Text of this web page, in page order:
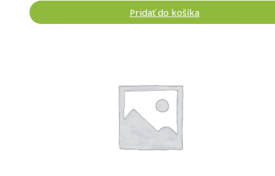
Pridať do košíka